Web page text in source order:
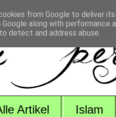
Artikel Islam
from Google to deliver
Google along with
detect and address abuse.